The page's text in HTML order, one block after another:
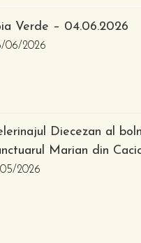
Verde – 04.06.2026
06/2026
Diecezan al
Marian din
05/2026